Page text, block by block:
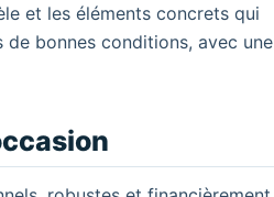
et les éléments concrets qui
bonnes conditions, avec une